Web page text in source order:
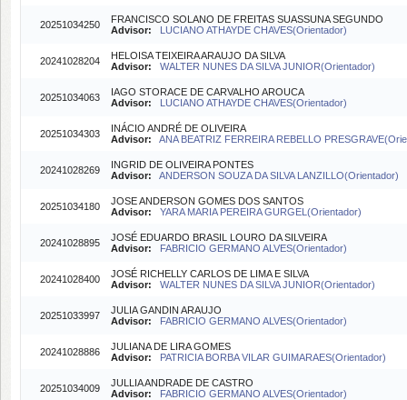
20251034250
FRANCISCO SOLANO DE FREITAS SUASSUNA SEGUNDO
Advisor:
LUCIANO ATHAYDE CHAVES(Orientador)
20241028204
HELOISA TEIXEIRA ARAUJO DA SILVA
Advisor:
WALTER NUNES DA SILVA JUNIOR(Orientador)
20251034063
IAGO STORACE DE CARVALHO AROUCA
Advisor:
LUCIANO ATHAYDE CHAVES(Orientador)
20251034303
INÁCIO ANDRÉ DE OLIVEIRA
Advisor:
ANA BEATRIZ FERREIRA REBELLO
20241028269
INGRID DE OLIVEIRA PONTES
Advisor:
ANDERSON SOUZA DA SILVA LANZILLO(Orientador)
20251034180
JOSE ANDERSON GOMES DOS SANTOS
Advisor:
YARA MARIA PEREIRA GURGEL(Orientador)
20241028895
JOSÉ EDUARDO BRASIL LOURO DA SILVEIRA
Advisor:
FABRICIO GERMANO ALVES(Orientador)
20241028400
JOSÉ RICHELLY CARLOS DE LIMA E SILVA
Advisor:
WALTER NUNES DA SILVA JUNIOR(Orientador)
20251033997
JULIA GANDIN ARAUJO
Advisor:
FABRICIO GERMANO ALVES(Orientador)
20241028886
JULIANA DE LIRA GOMES
Advisor:
PATRICIA BORBA VILAR GUIMARAES(Orientador)
20251034009
JULLIA ANDRADE DE CASTRO
Advisor:
FABRICIO GERMANO ALVES(Orientador)